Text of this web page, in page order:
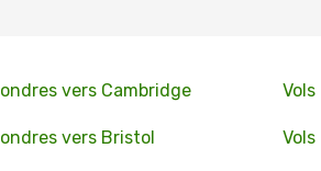
vers Cambridge
vers Bristol